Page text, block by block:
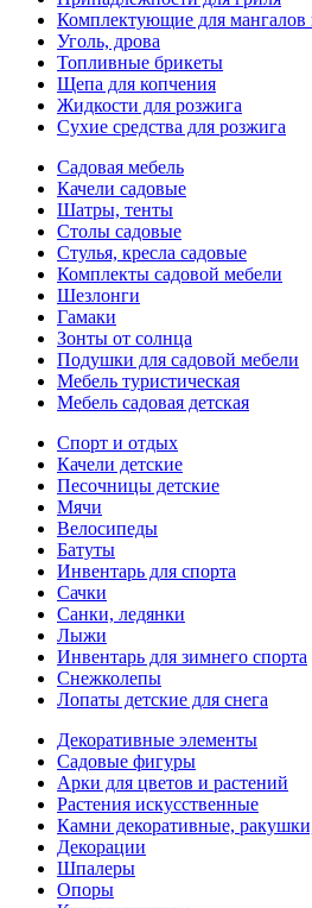
Комплектующие для мангалов
Уголь, дрова
Топливные брикеты
Щепа для копчения
Жидкости для розжига
Сухие средства для розжига
Садовая мебель
Качели садовые
Шатры, тенты
Столы садовые
Стулья, кресла садовые
Комплекты садовой мебели
Шезлонги
Гамаки
Зонты от солнца
Подушки для садовой мебели
Мебель туристическая
Мебель садовая детская
Спорт и отдых
Качели детские
Песочницы детские
Мячи
Велосипеды
Батуты
Инвентарь для спорта
Сачки
Санки, ледянки
Лыжи
Инвентарь для зимнего спорта
Снежколепы
Лопаты детские для снега
Декоративные элементы
Садовые фигуры
Арки для цветов и растений
Растения искусственные
Камни декоративные,
Декорации
Шпалеры
Опоры